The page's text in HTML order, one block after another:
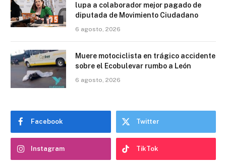
lupa a colaborador mejor pagado de
diputada de Movimiento Ciudadano
6 agosto, 2026
Muere motociclista en trágico accidente
sobre el Ecobulevar rumbo a León
6 agosto, 2026
Facebook Twitter
Instagram TikTok